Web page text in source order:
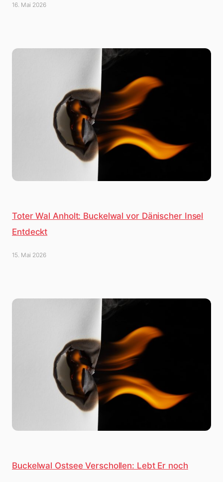
16. Mai 2026
Toter Wal Anholt: Buckelwal vor Dänischer Insel
Entdeckt
15. Mai 2026
Buckelwal Ostsee Verschollen: Lebt Er noch